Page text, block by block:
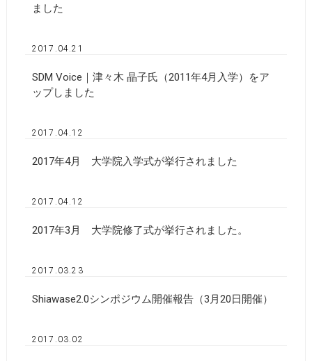
ました
2017.04.21
SDM Voice｜津々木 晶子氏（2011年4月入学）をア
ップしました
2017.04.12
2017年4月 大学院入学式が挙行されました
2017.04.12
2017年3月 大学院修了式が挙行されました。
2017.03.23
Shiawase2.0シンポジウム開催報告（3月20日開催）
2017.03.02